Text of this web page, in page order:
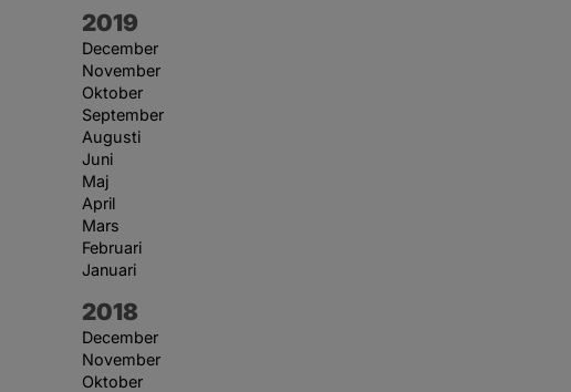
År:
2019
December
November
Oktober
September
Augusti
Juni
Maj
April
Mars
Februari
Januari
År:
2018
December
November
Oktober